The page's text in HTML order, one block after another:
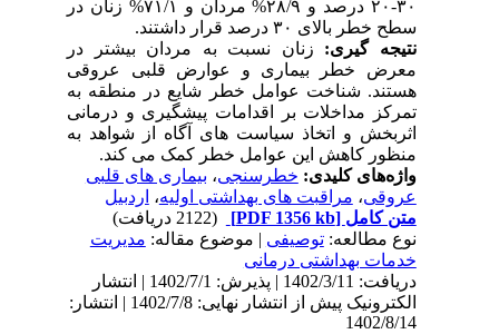
۳۰-۲۰ درصد و ۲۸/۹% مردان و ۷۱/۱% زنان در
سطح خطر بالای ۳۰ درصد قرار داشتند.
نتیجه گیری:زنان نسبت به مردان بیشتر در
معرض خطر بیماری و عوارض قلبی عروقی
هستند. شناخت عوامل خطر شایع در منطقه به
تمرکز مداخلات بر اقدامات پیشگیری و درمانی
اثربخش و اتخاذ سیاست های آگاه از شواهد به
منظور کاهش این عوامل خطر کمک می کند.
واژه‌های کلیدی:خطرسنجی،بیماری های قلبی
عروقی،مراقبت های بهداشتی اولیه،اردبیل
متن کامل[PDF 1356 kb]
نوع مطالعه:توصیفی| موضوع مقاله:مدیریت
خدمات بهداشتی درمانی
دریافت: 1402/3/11 | پذیرش: 1402/7/1 | انتشار
الکترونیک پیش از انتشار نهایی: 1402/7/8 | انتشار:
1402/8/14